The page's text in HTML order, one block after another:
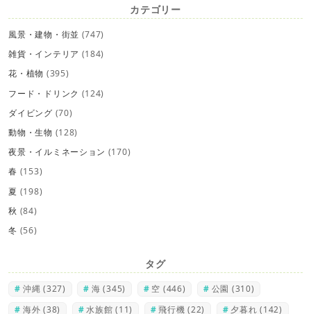
カテゴリー
風景・建物・街並 (747)
雑貨・インテリア (184)
花・植物 (395)
フード・ドリンク (124)
ダイビング (70)
動物・生物 (128)
夜景・イルミネーション (170)
春 (153)
夏 (198)
秋 (84)
冬 (56)
タグ
沖縄 (327) 海 (345) 空 (446) 公園 (310)
海外 (38) 水族館 (11) 飛行機 (22) 夕暮れ (142)